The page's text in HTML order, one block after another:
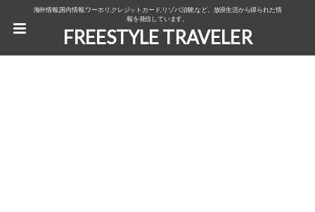
海外情報,国内情報,ワーホリ,クレジットカード,リゾバ,治験,など。放浪生活から得られた情
報を発信しています。
FREESTYLE TRAVELER